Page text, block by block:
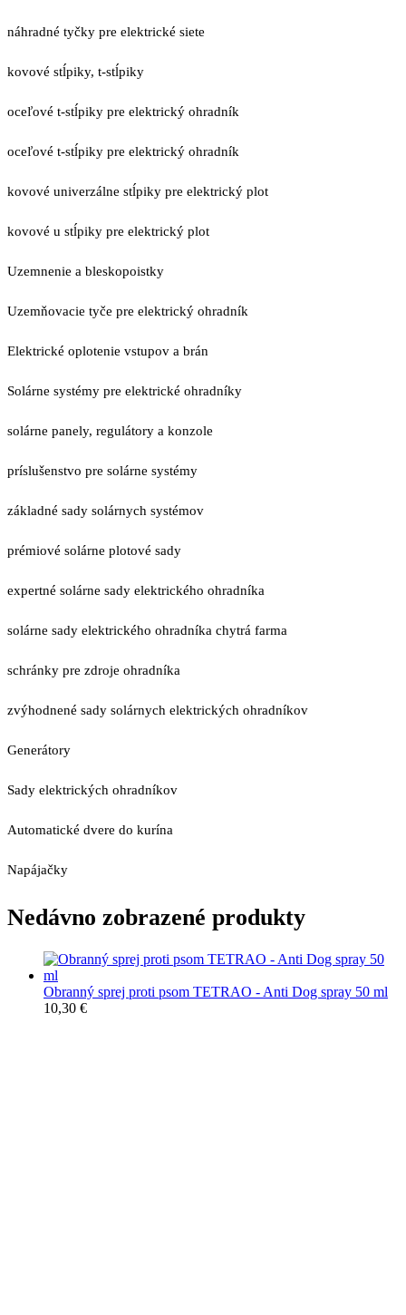
náhradné tyčky pre elektrické siete
kovové stĺpiky, t-stĺpiky
oceľové t-stĺpiky pre elektrický ohradník
oceľové t-stĺpiky pre elektrický ohradník
kovové univerzálne stĺpiky pre elektrický plot
kovové u stĺpiky pre elektrický plot
Uzemnenie a bleskopoistky
Uzemňovacie tyče pre elektrický ohradník
Elektrické oplotenie vstupov a brán
Solárne systémy pre elektrické ohradníky
solárne panely, regulátory a konzole
príslušenstvo pre solárne systémy
základné sady solárnych systémov
prémiové solárne plotové sady
expertné solárne sady elektrického ohradníka
solárne sady elektrického ohradníka chytrá farma
schránky pre zdroje ohradníka
zvýhodnené sady solárnych elektrických ohradníkov
Generátory
Sady elektrických ohradníkov
Automatické dvere do kurína
Napájačky
Nedávno zobrazené produkty
Obranný sprej proti psom TETRAO - Anti Dog spray 50 ml
10,30 €